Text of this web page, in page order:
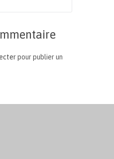
pour publier un